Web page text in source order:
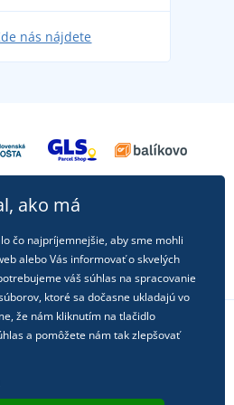
nás nájdete
na sociálnych sieťach
ako má
čo najpríjemnejšie, aby sme mohli
alebo Vás informovať o skvelých
váš súhlas na spracovanie
ktoré sa dočasne ukladajú vo
že nám kliknutím na tlačidlo
a pomôžete nám tak zlepšovať